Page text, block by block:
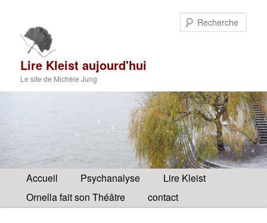
contenu
principal
contenu
secondaire
Lire Kleist aujourd'hui
Le site de Michèle Jung
Menu
principal
Accueil Psychanalyse
Lire Kleist
Ornella fait son Théâtre
contact